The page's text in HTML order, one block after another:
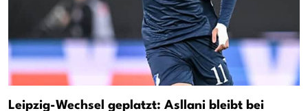
Leipzig-Wechsel geplatzt: Asllani bleibt bei